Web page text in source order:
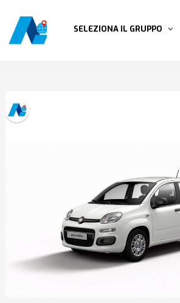
SELEZIONA IL GRUPPO